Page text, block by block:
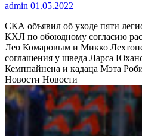
admin 01.05.2022
СКА объявил об уходе пяти
КХЛ по обоюдному согласию
Лео Комаровым и Микко
соглашения у шведа Ларса
Кемппайнена и кадаца Мэта
Новости Новости